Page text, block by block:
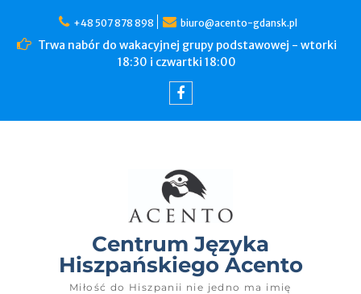
+48 507 878 898 biuro@acento-gdansk.pl
Trwa nabór do wakacyjnej grupy podstawowej - wtorki
18:30 i czwartki 18:00
Centrum Języka
Hiszpańskiego Acento
Miłość do Hiszpanii nie jedno ma imię